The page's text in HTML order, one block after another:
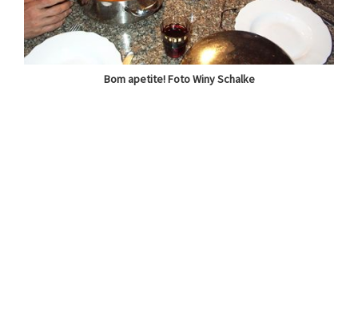
Bom apetite! Foto Winy Schalke